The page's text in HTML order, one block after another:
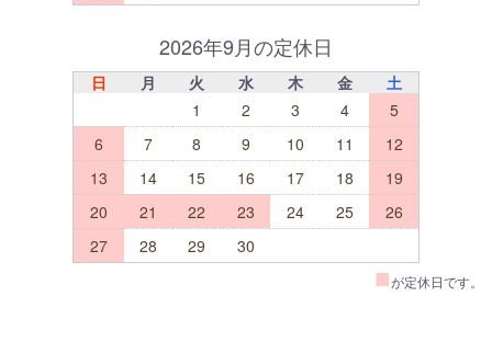
2026年9月の定休日
日 月 火 水 木 金
土
1
2 3 4
5
6
7 8 9 10 11
12
13
14 15 16 17 18
19
20
21 22 23 24 25
26
27
28 29 30
■が定休日です。